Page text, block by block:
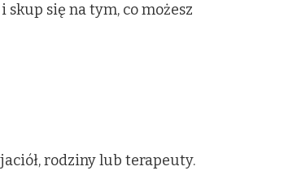
się na tym, co możesz
rodziny lub terapeuty.